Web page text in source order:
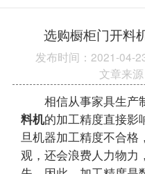
选购橱柜门开料
发布时间：2021-04-
文章来
相信从事家具生产
料机的加工精度直接影
旦机器加工精度不合格
观，还会浪费人力物力